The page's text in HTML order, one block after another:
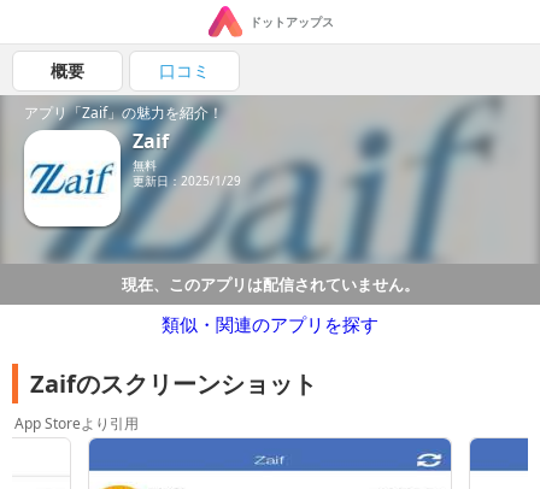
ドットアップス
概要 口コミ
アプリ「Zaif」の魅力を紹介！
Zaif
無料
更新日：2025/1/29
現在、このアプリは配信されていません。
類似・関連のアプリを探す
Zaifのスクリーンショット
App Storeより引用